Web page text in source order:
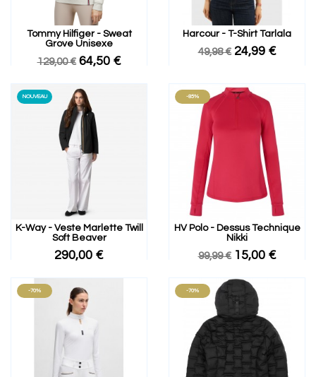
Tommy Hilfiger - Sweat
Grove Unisexe
129,00 € 64,50 €
Harcour - T-Shirt Tarlala
49,98 € 24,99 €
K-Way - Veste Marlette Twill
Soft Beaver
290,00 €
NOUVEAU
HV Polo - Dessus Technique
Nikki
99,99 € 15,00 €
-85%
-70% -70%